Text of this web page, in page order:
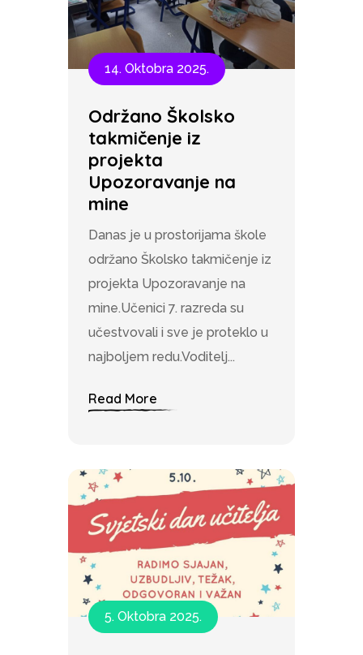
14. Oktobra 2025.
Održano Školsko
takmičenje iz
projekta
Upozoravanje na
mine
Danas je u prostorijama škole
održano Školsko takmičenje iz
projekta Upozoravanje na
mine.Učenici 7. razreda su
učestvovali i sve je proteklo u
najboljem redu.Voditelj...
Read More
5. Oktobra 2025.